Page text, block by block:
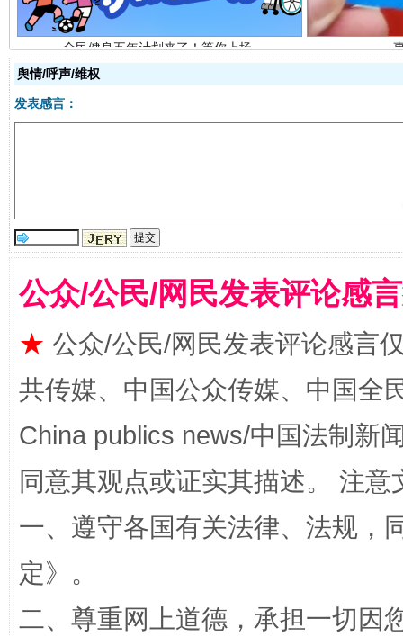
舆情/呼声/维权
发表感言：
公众/公民/网民发表评论感
★ 公众/公民/网民发表评论感言
共传媒、中国公众传媒、中国全
China publics news/中国法制新
同意其观点或证实其描述。 注
一、遵守各国有关法律、法规，
定》。
二、尊重网上道德，承担一切因